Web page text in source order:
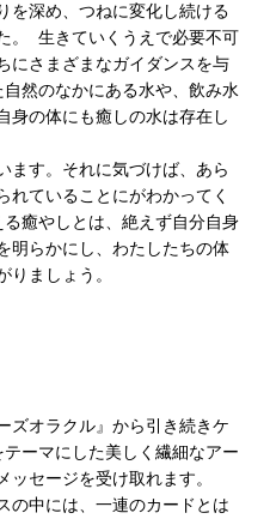
を深め、つねに変化し続ける
。 生きていくうえで必要不可
にさまざまなガイダンスを与
然のなかにある水や、飲み水
身の体にも癒しの水は存在し
ます。それに気づけば、あら
れていることにがわかってく
癒やしとは、絶えず自分自身
明らかにし、わたしたちの体
りましょう。
ズオラクル』から引き続きケ
ーマにした美しく繊細なアー
ッセージを受け取れます。
の中には、一連のカードとは